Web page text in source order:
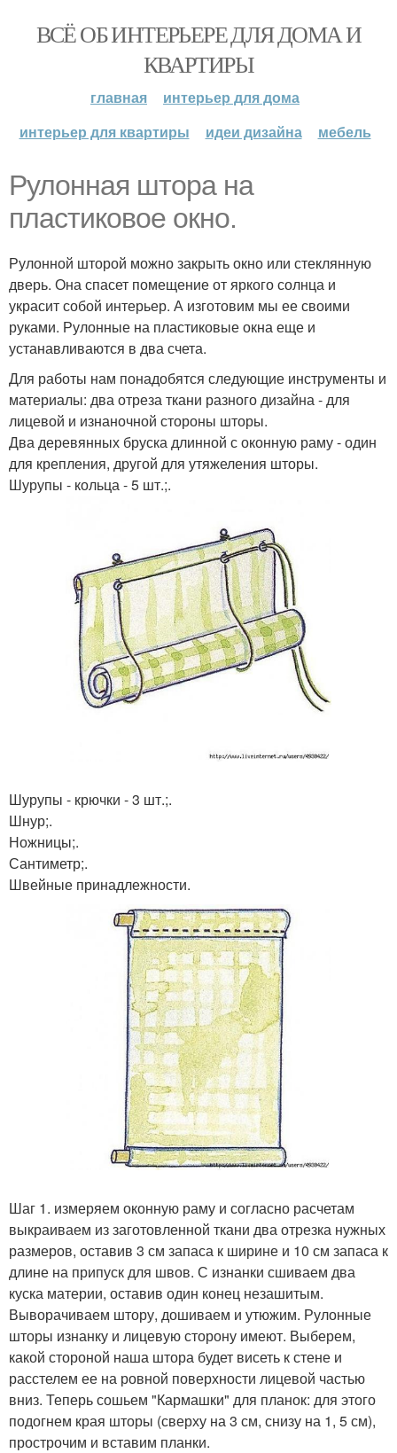
ВСЁ ОБ ИНТЕРЬЕРЕ ДЛЯ ДОМА И
КВАРТИРЫ
главная
интерьер для дома
интерьер для квартиры
идеи дизайна мебель
Рулонная штора на
пластиковое окно.
Рулонной шторой можно закрыть окно или стеклянную
дверь. Она спасет помещение от яркого солнца и
украсит собой интерьер. А изготовим мы ее своими
руками. Рулонные на пластиковые окна еще и
устанавливаются в два счета.
Для работы нам понадобятся следующие инструменты и
материалы: два отреза ткани разного дизайна - для
лицевой и изнаночной стороны шторы.
Два деревянных бруска длинной с оконную раму - один
для крепления, другой для утяжеления шторы.
Шурупы - кольца - 5 шт.;.
Шурупы - крючки - 3 шт.;.
Шнур;.
Ножницы;.
Сантиметр;.
Швейные принадлежности.
Шаг 1. измеряем оконную раму и согласно расчетам
выкраиваем из заготовленной ткани два отрезка нужных
размеров, оставив 3 см запаса к ширине и 10 см запаса к
длине на припуск для швов. С изнанки сшиваем два
куска материи, оставив один конец незашитым.
Выворачиваем штору, дошиваем и утюжим. Рулонные
шторы изнанку и лицевую сторону имеют. Выберем,
какой стороной наша штора будет висеть к стене и
расстелем ее на ровной поверхности лицевой частью
вниз. Теперь сошьем "Кармашки" для планок: для этого
подогнем края шторы (сверху на 3 см, снизу на 1, 5 см),
прострочим и вставим планки.